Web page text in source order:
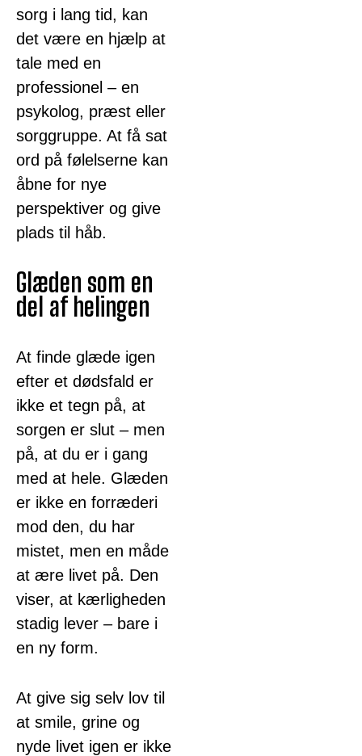
sorg i lang tid, kan
det være en hjælp at
tale med en
professionel – en
psykolog, præst eller
sorggruppe. At få sat
ord på følelserne kan
åbne for nye
perspektiver og give
plads til håb.
Glæden som en
del af helingen
At finde glæde igen
efter et dødsfald er
ikke et tegn på, at
sorgen er slut – men
på, at du er i gang
med at hele. Glæden
er ikke en forræderi
mod den, du har
mistet, men en måde
at ære livet på. Den
viser, at kærligheden
stadig lever – bare i
en ny form.
At give sig selv lov til
at smile, grine og
nyde livet igen er ikke